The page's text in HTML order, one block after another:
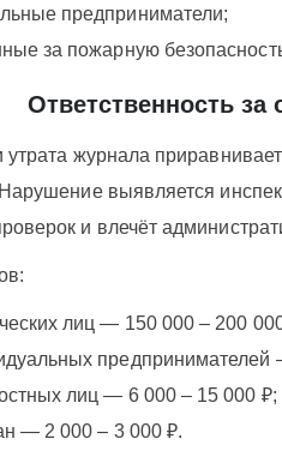
предприниматели;
за пожарную
Ответственность за
утрата журнала
Нарушение выявляется
и влечёт
лиц — 150 000 – 200
предпринимателей
лиц — 6 000 – 15 000 ₽;
— 2 000 – 3 000 ₽.